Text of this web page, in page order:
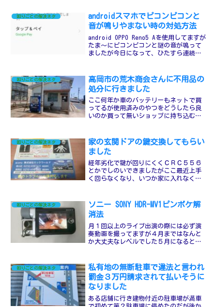
困りごとの解決ネタ
androidスマホでピコンピコンと
音が鳴りやまない時の対処方法
android OPPO Reno5 Aを使用してますが
たま～にピコンピコンと謎の音が鳴って
ましたが今日になって、ひたすら連続し
するとようやっと静かになりましたそれ
以外...
困りごとの解決ネタ
高岡市の荒木商会さんに不用品の
処分に行きました
ここ何年か車のバッテリーもネットで買
ってるが使用済みのやつをどうしたら良
いのか買って無いショップに持ち込むの
という所が出てきたので行ってきました
その他、１５年以上敷地内...
困りごとの解決ネタ
家の玄関ドアの鍵交換してもらい
ました
経年劣化で鍵が回りにくくＣＲＣ５５６
とかでしのいできましたがここ最近上手
く回らなくなり、いつか家に入れなくな
にあります以前ネイルサロンの鍵を交換
してもらった事もあります...
困りごとの解決ネタ
ソニー SONY HDR-MV1ピンボケ解
消法
月１回以上のライブ出演の際には必ず演
奏動画を撮ってますが４月まではなんと
か大丈夫なレベルでした５月になると多
ピンボケしてる様に見えないけどパソコ
ンで見たら明らかにおかし...
困りごとの解決ネタ
私有地の無断駐車で違法と言われ
罰金３万円請求されて払いそうに
なりました
ある店舗に行き建物付近の駐車場が満車